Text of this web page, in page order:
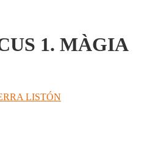
1. MÀGIA
LISTÓN